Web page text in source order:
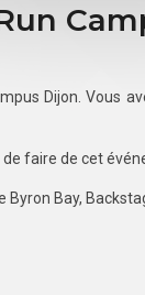
Dijon. Vous
faire de cet
Bay,